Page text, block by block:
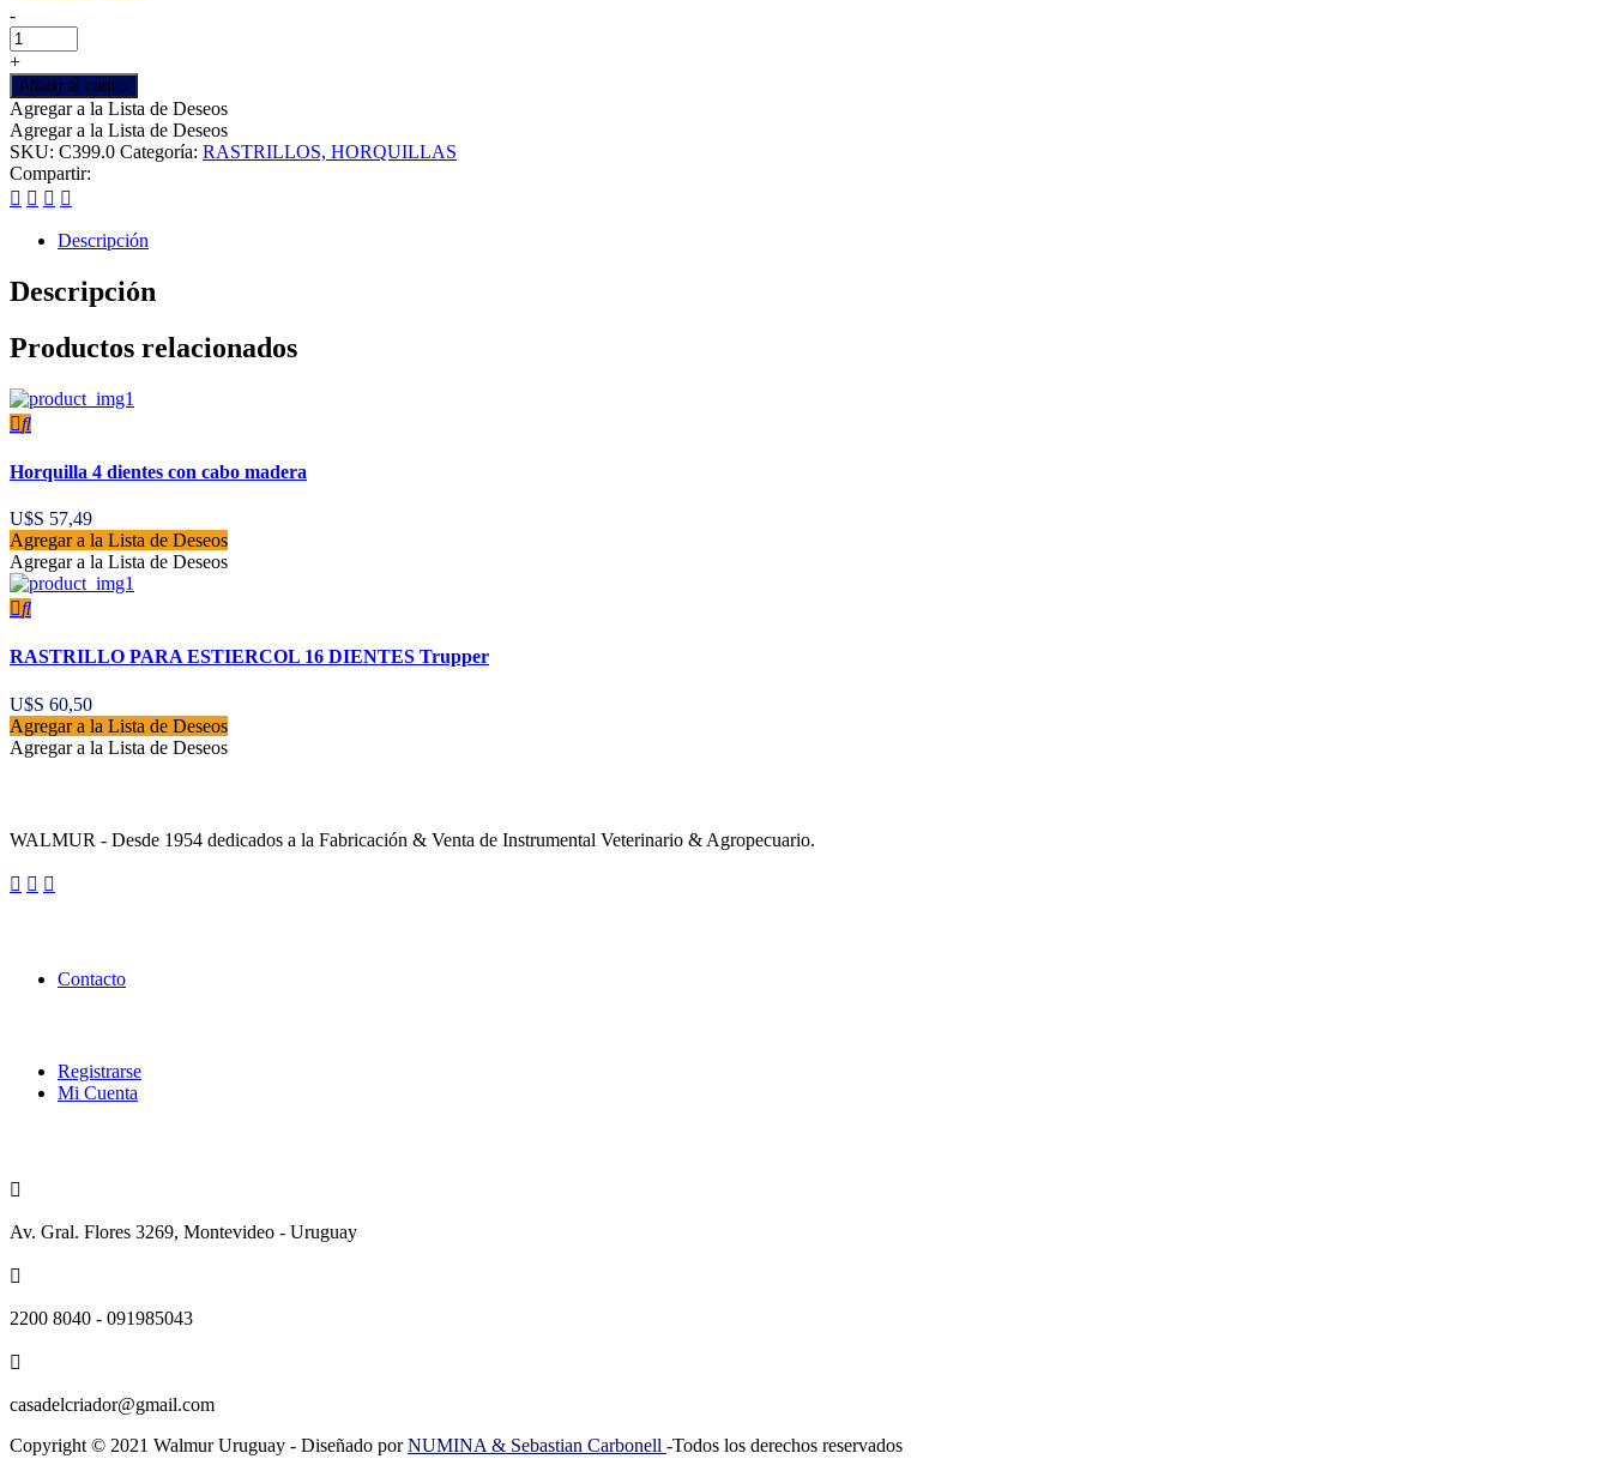
Escobillon
cerdas
plastico
42cm
SIN
cabo
cantidad
-
+
Añadir al carrito
Agregar a la Lista de Deseos
Agregar a la Lista de Deseos
SKU: C399.0 Categoría: RASTRILLOS, HORQUILLAS
Compartir:
Descripción
Descripción
Productos relacionados
Horquilla 4 dientes con cabo madera
U$S 57,49
Agregar a la Lista de Deseos
Agregar a la Lista de Deseos
RASTRILLO PARA ESTIERCOL 16 DIENTES Trupper
U$S 60,50
Agregar a la Lista de Deseos
Agregar a la Lista de Deseos
WALMUR - Desde 1954 dedicados a la Fabricación & Venta de Instrumental Veterinario & Agropecuario.
Contacto
Registrarse
Mi Cuenta
Av. Gral. Flores 3269, Montevideo - Uruguay
2200 8040 - 091985043
casadelcriador@gmail.com
Copyright © 2021 Walmur Uruguay - Diseñado porNUMINA & Sebastian Carbonell -Todos los derechos reservados